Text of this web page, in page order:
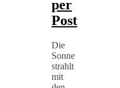
per
Post
Die
Sonne
strahlt
mit